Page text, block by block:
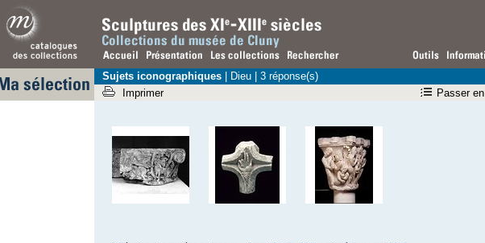
Sujets iconographiques | Dieu | 3 réponse(s)
Imprimer
Passer